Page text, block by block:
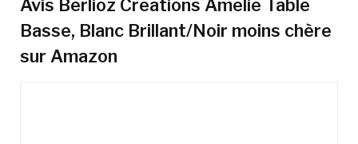
Avis Berlioz Creations Amelie Table
Basse, Blanc Brillant/Noir moins chère
sur Amazon